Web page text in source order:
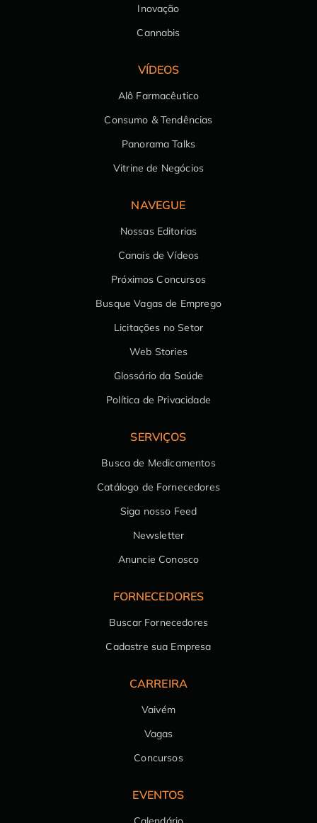
Inovação
Cannabis
VÍDEOS
Alô Farmacêutico
Consumo & Tendências
Panorama Talks
Vitrine de Negócios
NAVEGUE
Nossas Editorias
Canais de Vídeos
Próximos Concursos
Busque Vagas de Emprego
Licitações no Setor
Web Stories
Glossário da Saúde
Política de Privacidade
SERVIÇOS
Busca de Medicamentos
Catálogo de Fornecedores
Siga nosso Feed
Newsletter
Anuncie Conosco
FORNECEDORES
Buscar Fornecedores
Cadastre sua Empresa
CARREIRA
Vaivém
Vagas
Concursos
EVENTOS